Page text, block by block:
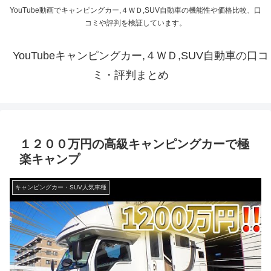
YouTube動画でキャンピングカー,４ＷＤ,SUV自動車の機能性や価格比較、口
コミや評判を検証しています。
YouTubeキャンピングカー,４ＷＤ,SUV自動車の口コ
ミ・評判まとめ
１２００万円の高級キャンピングカーで極
楽キャンプ
キャンピングカー・SUV人気車種